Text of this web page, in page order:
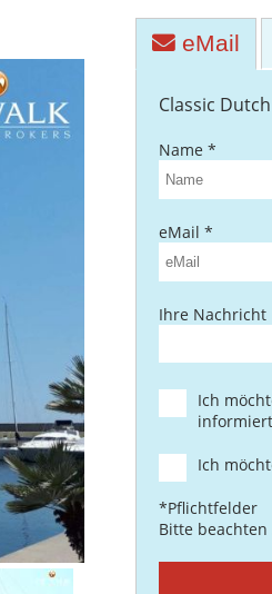
eMail
Classic
Name *
eMail *
Ihre Nachricht
Ich
Ich
*Pflichtfelder
Bitte beachten